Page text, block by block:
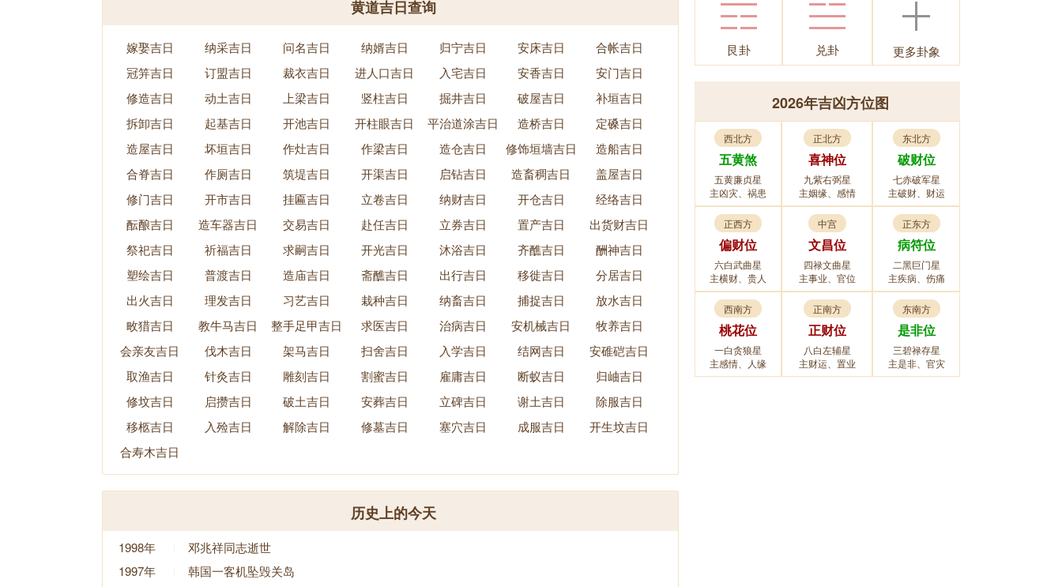
黄道吉日查询
嫁娶吉日 纳采吉日 问名吉日 纳婿吉日 归宁吉日 安床吉日
合帐吉日
冠笄吉日
订盟吉日 裁衣吉日 进人口吉日 入宅吉日 安香吉日
安门吉日
修造吉日
动土吉日 上梁吉日 竖柱吉日 掘井吉日 破屋吉日
补垣吉日
拆卸吉日
起基吉日 开池吉日 开柱眼吉日 平治道涂吉日 造桥吉日
定磉吉日
造屋吉日
坏垣吉日 作灶吉日 作梁吉日 造仓吉日 修饰垣墙吉日
造船吉日
合脊吉日
作厕吉日 筑堤吉日 开渠吉日 启钻吉日 造畜稠吉日
盖屋吉日
修门吉日
开市吉日 挂匾吉日 立卷吉日 纳财吉日 开仓吉日
经络吉日
酝酿吉日
造车器吉日 交易吉日 赴任吉日 立券吉日 置产吉日
出货财吉日
祭祀吉日
祈福吉日 求嗣吉日 开光吉日 沐浴吉日 齐醮吉日
酬神吉日
塑绘吉日
普渡吉日 造庙吉日 斋醮吉日 出行吉日 移徙吉日
分居吉日
出火吉日
理发吉日 习艺吉日 栽种吉日 纳畜吉日 捕捉吉日
放水吉日
畋猎吉日
教牛马吉日 整手足甲吉日 求医吉日 治病吉日 安机械吉日
牧养吉日
会亲友吉日
伐木吉日 架马吉日 扫舍吉日 入学吉日 结网吉日
安碓硙吉日
取渔吉日
针灸吉日 雕刻吉日 割蜜吉日 雇庸吉日 断蚁吉日
归岫吉日
修坟吉日
启攒吉日 破土吉日 安葬吉日 立碑吉日 谢土吉日
除服吉日
移柩吉日
入殓吉日 解除吉日 修墓吉日 塞穴吉日 成服吉日
开生坟吉日
合寿木吉日
历史上的今天
1998年
邓兆祥同志逝世
1997年
韩国一客机坠毁关岛
艮卦 兑卦 更多卦象
2026年吉凶方位图
西北方
五黄煞
五黄廉贞星
主凶灾、祸患
正北方
喜神位
九紫右弼星
主姻缘、感情
东北方
破财位
七赤破军星
主破财、财运
正西方
偏财位
六白武曲星
主横财、贵人
中宫
文昌位
四禄文曲星
主事业、官位
正东方
病符位
二黑巨门星
主疾病、伤痛
西南方
桃花位
一白贪狼星
主感情、人缘
正南方
正财位
八白左辅星
主财运、置业
东南方
是非位
三碧禄存星
主是非、官灾